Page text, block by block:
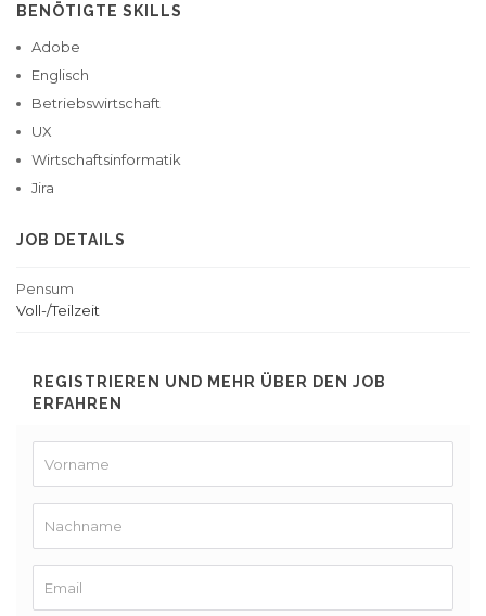
BENÖTIGTE SKILLS
Adobe
Englisch
Betriebswirtschaft
UX
Wirtschaftsinformatik
Jira
JOB DETAILS
Pensum
Voll-/Teilzeit
REGISTRIEREN UND MEHR ÜBER DEN JOB
ERFAHREN